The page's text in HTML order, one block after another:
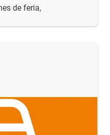
de feria,